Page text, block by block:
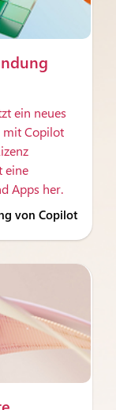
ein neues
mit Copilot
eine
Apps her.
von Copilot